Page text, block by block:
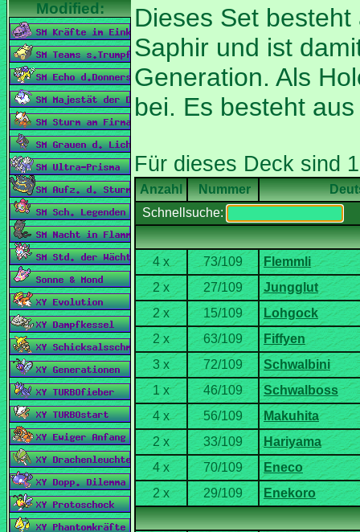
Dieses Set
Saphir und ist
Generation. Als
bei. Es besteht
Nummer
Schnellsuche: